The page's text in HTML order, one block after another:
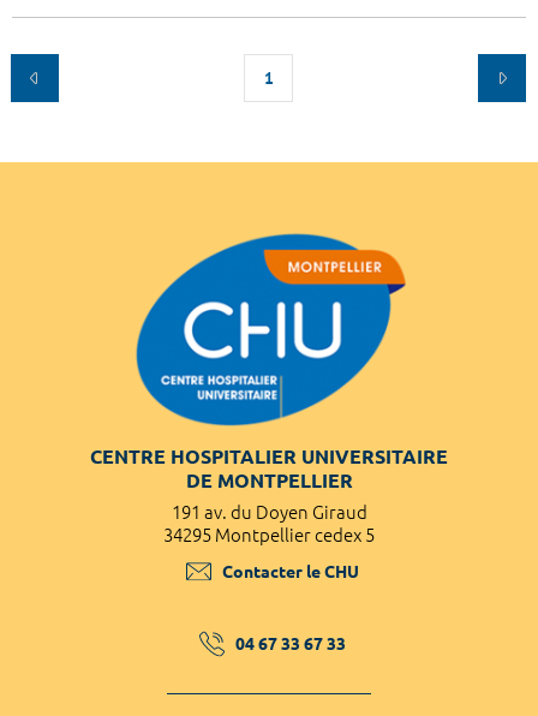
1
CENTRE HOSPITALIER UNIVERSITAIRE
DE MONTPELLIER
191 av. du Doyen Giraud
34295 Montpellier cedex 5
Contacter le CHU
04 67 33 67 33